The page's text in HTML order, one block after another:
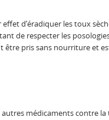
d’éradiquer les toux
de respecter les
pris sans nourriture et
médicaments contre